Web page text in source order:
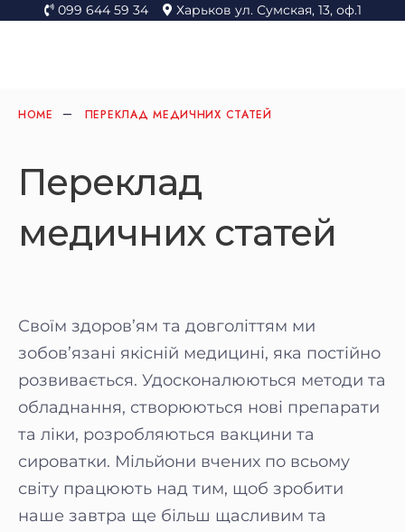
099 644 59 34 Харьков ул. Сумская, 13, оф.1
HOME ПЕРЕКЛАД МЕДИЧНИХ СТАТЕЙ
Переклад
медичних статей
Своїм здоров’ям та довголіттям ми
зобов’язані якісній медицині, яка постійно
розвивається. Удосконалюються методи та
обладнання, створюються нові препарати
та ліки, розробляються вакцини та
сироватки. Мільйони вчених по всьому
світу працюють над тим, щоб зробити
наше завтра ще більш щасливим та